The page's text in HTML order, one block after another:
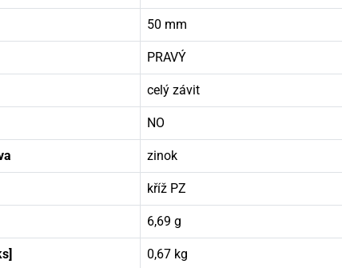
50 mm
PRAVÝ
celý závit
NO
zinok
kříž PZ
6,69 g
0,67 kg